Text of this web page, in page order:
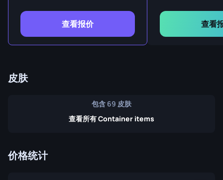
查看报价 查看
皮肤
包含 69 皮肤
查看所有 Container items
价格统计